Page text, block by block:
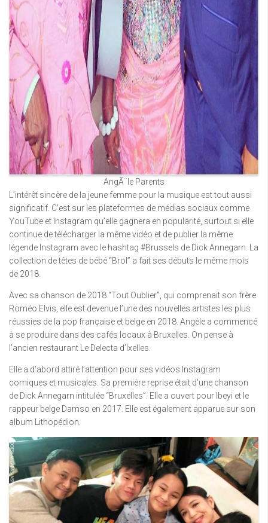
AngÃ¨le Parents
L’intérêt sincère de la jeune femme pour la musique est tout aussi
significatif. C’est sur les plateformes de médias sociaux comme
YouTube et Instagram qu’elle gagnera en popularité, surtout si elle
continue de télécharger la même vidéo et de publier la même
légende Instagram avec le hashtag #Brussels de Dick Annegarn. La
collection de têtes de bébé “Brol” a fait ses débuts le même mois
de 2018.
Avec sa chanson de 2018 “Tout Oublier”, qui comprenait son frère
Roméo Elvis, elle est devenue l’une des nouvelles artistes les plus
réussies de la pop française et belge en 2018. Angèle a commencé
à se produire dans des cafés locaux à Bruxelles. On pense à
l’ancien restaurant Le Delecta d’Ixelles.
Elle a d’abord attiré l’attention pour ses vidéos Instagram
comiques et musicales. Sa première reprise était d’une chanson
de Dick Annegarn intitulée “Bruxelles”. Elle a ouvert pour Ibeyi et le
rappeur belge Damso en 2017. Elle est également apparue sur son
album Lithopédion.